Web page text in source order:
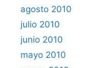
agosto 2010
julio 2010
junio 2010
mayo 2010